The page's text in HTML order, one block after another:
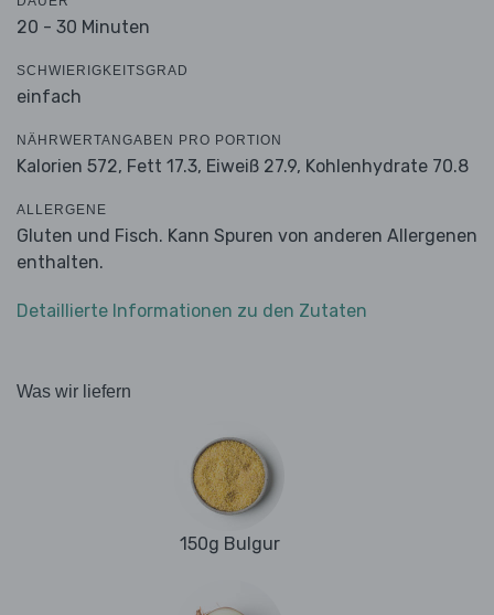
20 - 30 Minuten
SCHWIERIGKEITSGRAD
einfach
NÄHRWERTANGABEN PRO PORTION
Kalorien 572, Fett 17.3, Eiweiß 27.9, Kohlenhydrate 70.8
ALLERGENE
Gluten und Fisch. Kann Spuren von anderen Allergenen
enthalten.
Detaillierte Informationen zu den Zutaten
Was wir liefern
150g Bulgur